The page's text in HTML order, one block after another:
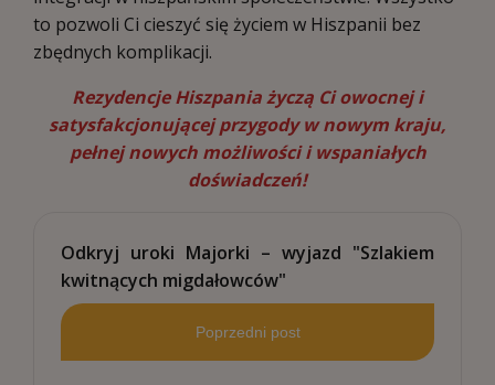
to pozwoli Ci cieszyć się życiem w Hiszpanii bez
zbędnych komplikacji.
Rezydencje Hiszpaniażyczą Ci owocnej i
satysfakcjonującej przygody w nowym kraju,
pełnej nowych możliwości i wspaniałych
doświadczeń!
Odkryj uroki Majorki – wyjazd "Szlakiem
kwitnących migdałowców"
Poprzedni post